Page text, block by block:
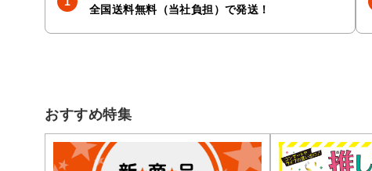
全国送料無料（当社負担）で発送！
おすすめ特集